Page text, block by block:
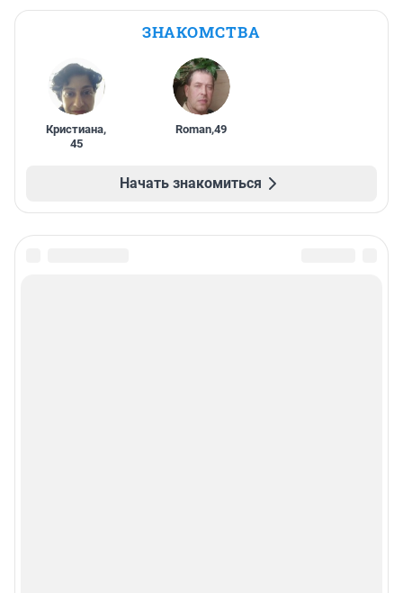
ЗНАКОМСТВА
Кристиана,
45
Roman,49
Начать знакомиться